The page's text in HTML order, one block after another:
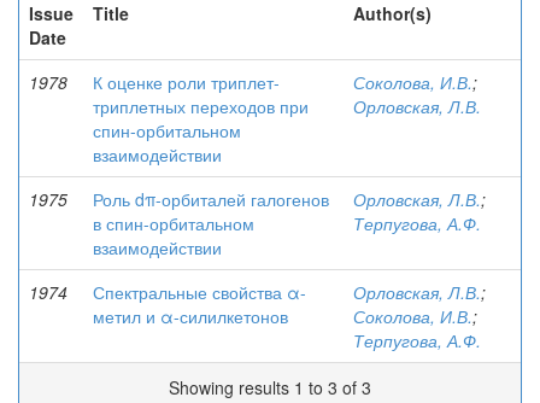
Issue
Date
Title Author(s)
1978
К оценке роли триплет-
триплетных переходов при
спин-орбитальном
взаимодействии
Соколова, И.В.;
Орловская, Л.В.
1975
Роль dπ-орбиталей галогенов
в спин-орбитальном
взаимодействии
Орловская, Л.В.;
Терпугова, А.Ф.
1974
Спектральные свойства α-
метил и α-силилкетонов
Орловская, Л.В.;
Соколова, И.В.;
Терпугова, А.Ф.
Showing results 1 to 3 of 3